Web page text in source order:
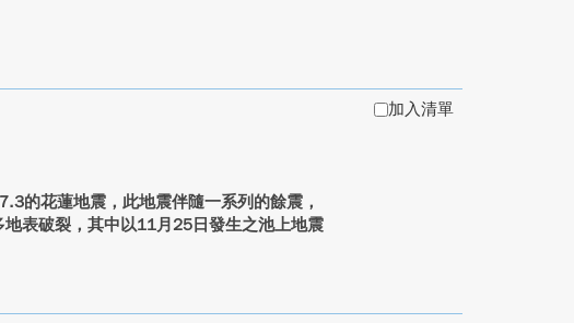
的花蓮地震，此地震伴隨一系列的餘震，
表破裂，其中以11月25日發生之池上地震
加入清單